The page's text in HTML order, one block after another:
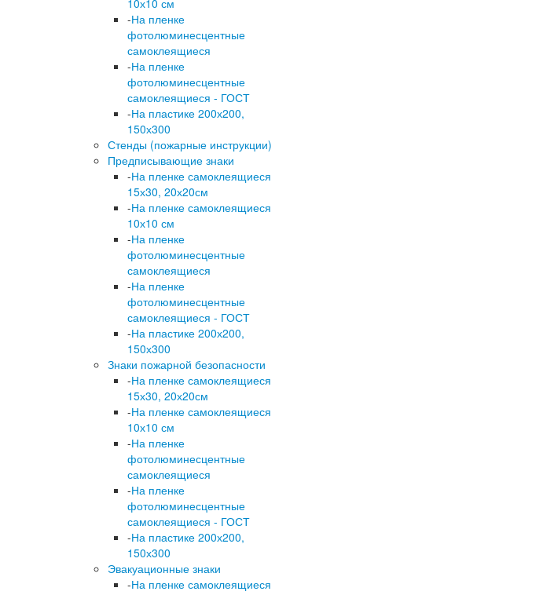
10х10 см
-На пленке
фотолюминесцентные
самоклеящиеся
-На пленке
фотолюминесцентные
самоклеящиеся - ГОСТ
-На пластике 200х200,
150х300
Стенды (пожарные инструкции)
Предписывающие знаки
-На пленке самоклеящиеся
15х30, 20х20см
-На пленке самоклеящиеся
10х10 см
-На пленке
фотолюминесцентные
самоклеящиеся
-На пленке
фотолюминесцентные
самоклеящиеся - ГОСТ
-На пластике 200х200,
150х300
Знаки пожарной безопасности
-На пленке самоклеящиеся
15х30, 20х20см
-На пленке самоклеящиеся
10х10 см
-На пленке
фотолюминесцентные
самоклеящиеся
-На пленке
фотолюминесцентные
самоклеящиеся - ГОСТ
-На пластике 200х200,
150х300
Эвакуационные знаки
-На пленке самоклеящиеся